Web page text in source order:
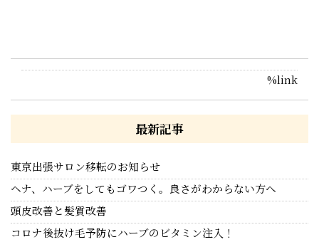
%link
最新記事
東京出張サロン移転のお知らせ
ヘナ、ハーブをしてもゴワつく。良さがわからない方へ
頭皮改善と髪質改善
コロナ後抜け毛予防にハーブのビタミン注入！